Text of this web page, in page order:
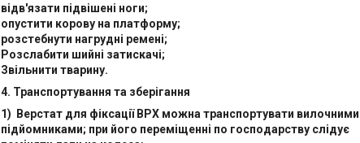
відв'язати підвішені ноги;
опустити корову на платформу;
розстебнути нагрудні ремені;
Розслабити шийні затискачі;
Звільнити тварину.
4. Транспортування та зберігання
1) Верстат для фіксації ВРХ можна транспортувати вилочними
підйомниками; при його переміщенні по господарству слідує